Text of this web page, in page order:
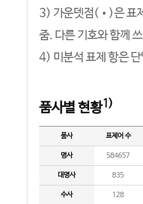
3) 가운뎃점(•)은 표
줌. 다른 기호와 함께
4) 미분석 표제 항은
품사별 현황1)
품사 표제어 수
명사 584657
대명사 835
수사 128